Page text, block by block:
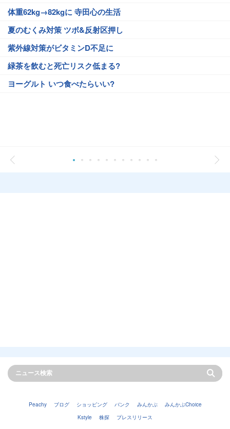
体重62kg→82kgに 寺田心の生活
夏のむくみ対策 ツボ&反射区押し
紫外線対策がビタミンD不足に
緑茶を飲むと死亡リスク低まる?
ヨーグルト いつ食べたらいい?
Peachy ブログ ショッピング バンク みんかぶ
みんかぶChoice
Kstyle
株探 プレスリリース